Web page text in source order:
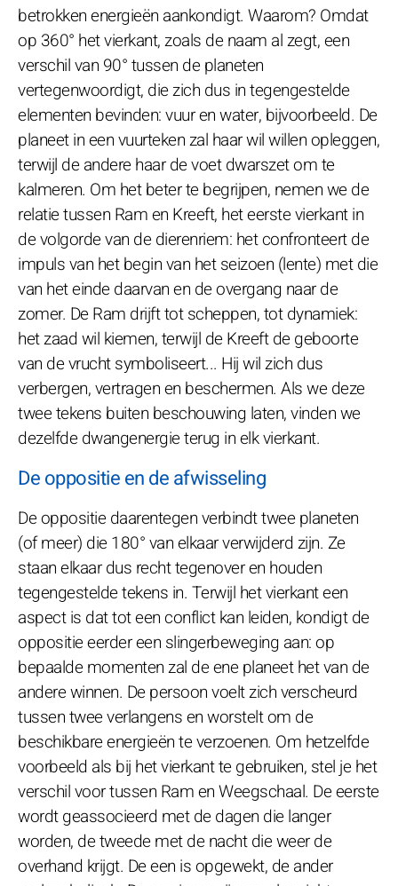
betrokken energieën aankondigt. Waarom? Omdat
op 360° het vierkant, zoals de naam al zegt, een
verschil van 90° tussen de planeten
vertegenwoordigt, die zich dus in tegengestelde
elementen bevinden: vuur en water, bijvoorbeeld. De
planeet in een vuurteken zal haar wil willen opleggen,
terwijl de andere haar de voet dwarszet om te
kalmeren. Om het beter te begrijpen, nemen we de
relatie tussen Ram en Kreeft, het eerste vierkant in
de volgorde van de dierenriem: het confronteert de
impuls van het begin van het seizoen (lente) met die
van het einde daarvan en de overgang naar de
zomer. De Ram drijft tot scheppen, tot dynamiek:
het zaad wil kiemen, terwijl de Kreeft de geboorte
van de vrucht symboliseert... Hij wil zich dus
verbergen, vertragen en beschermen. Als we deze
twee tekens buiten beschouwing laten, vinden we
dezelfde dwangenergie terug in elk vierkant.
De oppositie en de afwisseling
De oppositie daarentegen verbindt twee planeten
(of meer) die 180° van elkaar verwijderd zijn. Ze
staan elkaar dus recht tegenover en houden
tegengestelde tekens in. Terwijl het vierkant een
aspect is dat tot een conflict kan leiden, kondigt de
oppositie eerder een slingerbeweging aan: op
bepaalde momenten zal de ene planeet het van de
andere winnen. De persoon voelt zich verscheurd
tussen twee verlangens en worstelt om de
beschikbare energieën te verzoenen. Om hetzelfde
voorbeeld als bij het vierkant te gebruiken, stel je het
verschil voor tussen Ram en Weegschaal. De eerste
wordt geassocieerd met de dagen die langer
worden, de tweede met de nacht die weer de
overhand krijgt. De een is opgewekt, de ander